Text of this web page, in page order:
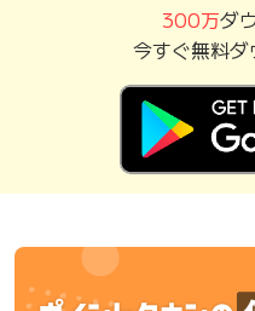
300万ダ
今すぐ無料